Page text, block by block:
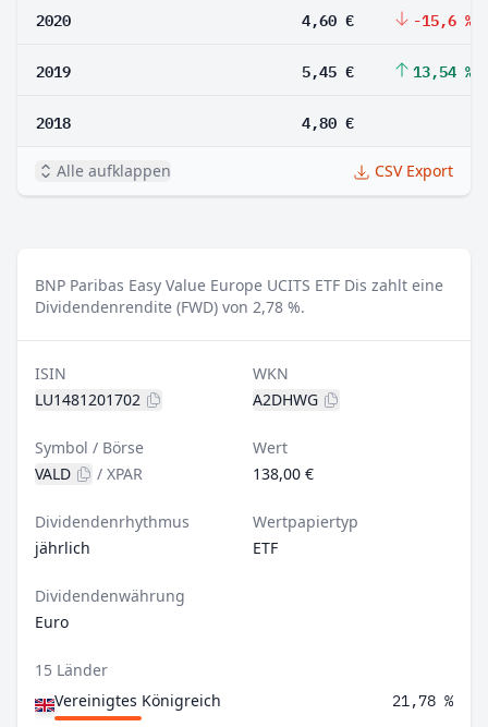
2020 4,60 € -15,6 %
2019 5,45 € 13,54 %
2018 4,80 €
Alle aufklappen CSV Export
BNP Paribas Easy Value Europe UCITS ETF Dis zahlt eine
Dividendenrendite (FWD) von 2,78 %.
ISIN
LU1481201702
WKN
A2DHWG
Symbol / Börse
VALD
/ XPAR
Wert
138,00 €
Dividendenrhythmus
jährlich
Wertpapiertyp
ETF
Dividendenwährung
Euro
15 Länder
Vereinigtes Königreich
21,78 %